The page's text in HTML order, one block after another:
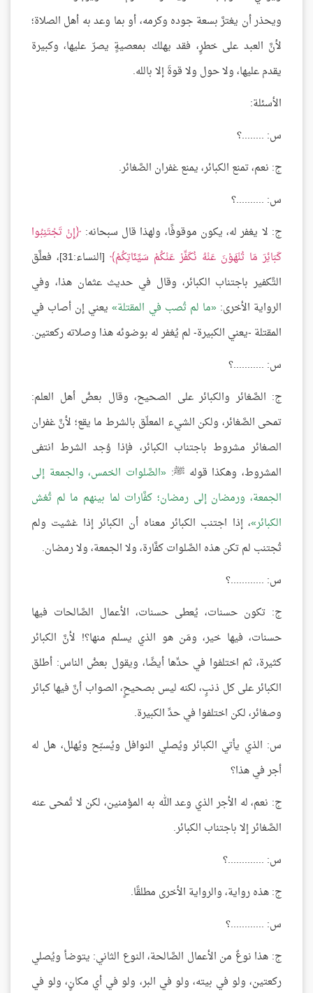
ويحذر أن يغترَّ بسعة جوده وكرمه، أو بما وعد به أهل الصلاة؛
لأنَّ العبد على خطرٍ، فقد يهلك بمعصيةٍ يصرّ عليها، وكبيرة
يقدم عليها، ولا حول ولا قوةَ إلا بالله.
الأسئلة:
س: ........؟
ج: نعم، تمنع الكبائر، يمنع غفران الصَّغائر.
س: ..........؟
ج: لا يغفر له، يكون موقوفًا، ولهذا قال سبحانه: إِنْ تَجْتَنِبُوا
كَبَائِرَ مَا تُنْهَوْنَ عَنْهُ نُكَفِّرْ عَنْكُمْ سَيِّئَاتِكُمْ
[النساء:31]، فعلَّق
التَّكفير باجتناب الكبائر، وقال في حديث عثمان هذا، وفي
الرواية الأخرى: ما لم تُصب في المقتلة يعني إن أصاب في
المقتلة -يعني الكبيرة- لم يُغفر له بوضوئه هذا وصلاته ركعتين.
س: ...........؟
ج: الصَّغائر والكبائر على الصحيح، وقال بعضُ أهل العلم:
تمحى الصَّغائر، ولكن الشيء المعلّق بالشرط ما يقع؛ لأنَّ غفران
الصغائر مشروط باجتناب الكبائر، فإذا وُجد الشرط انتفى
المشروط، وهكذا قوله ﷺ: الصَّلوات الخمس، والجمعة إلى
الجمعة، ورمضان إلى رمضان؛ كفَّارات لما بينهم ما لم تُغش
الكبائر ، إذا اجتنب الكبائر معناه أن الكبائر إذا غشيت ولم
تُجتنب لم تكن هذه الصَّلوات كفَّارة، ولا الجمعة، ولا رمضان.
س: ............؟
ج: تكون حسنات، يُعطى حسنات، الأعمال الصَّالحات فيها
حسنات، فيها خير، ومَن هو الذي يسلم منها؟! لأنَّ الكبائر
كثيرة، ثم اختلفوا في حدِّها أيضًا، ويقول بعضُ الناس: أطلق
الكبائر على كل ذنبٍ، لكنه ليس بصحيحٍ، الصواب أنَّ فيها كبائر
وصغائر، لكن اختلفوا في حدِّ الكبيرة.
س: الذي يأتي الكبائر ويُصلي النوافل ويُسبّح ويُهلل، هل له
أجر في هذا؟
ج: نعم، له الأجر الذي وعد الله به المؤمنين، لكن لا تُمحى عنه
الصَّغائر إلا باجتناب الكبائر.
س: .............؟
ج: هذه رواية، والرواية الأخرى مطلقًا.
س: ............؟
ج: هذا نوعٌ من الأعمال الصَّالحة، النوع الثاني: يتوضأ ويُصلي
ركعتين، ولو في بيته، ولو في البر، ولو في أي مكانٍ، ولو في